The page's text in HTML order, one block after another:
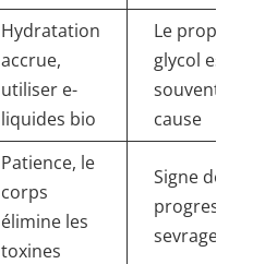
Hydratation
accrue,
utiliser e-
liquides bio
Le propylène
glycol est
souvent en
cause
Patience, le
corps
élimine les
toxines
Signe de
progression
sevrage